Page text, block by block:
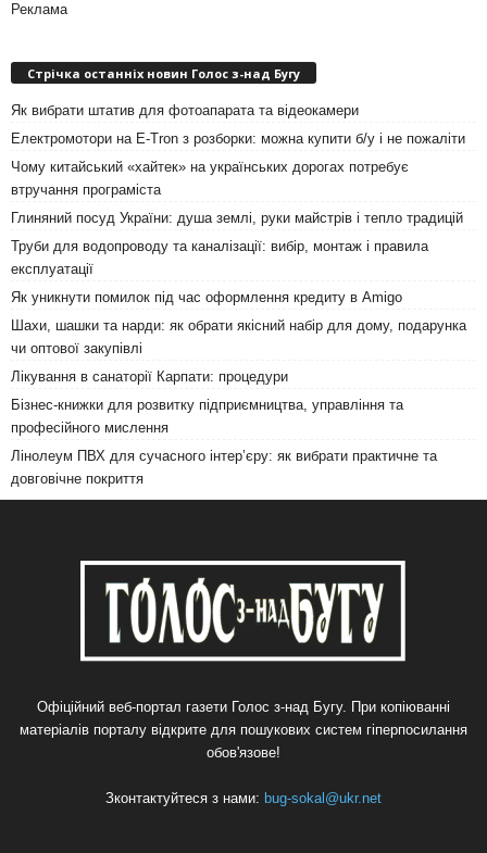
Реклама
Стрічка останніх новин Голос з-над Бугу
Як вибрати штатив для фотоапарата та відеокамери
Електромотори на E-Tron з розборки: можна купити б/у і не пожаліти
Чому китайський «хайтек» на українських дорогах потребує
втручання програміста
Глиняний посуд України: душа землі, руки майстрів і тепло традицій
Труби для водопроводу та каналізації: вибір, монтаж і правила
експлуатації
Як уникнути помилок під час оформлення кредиту в Amigo
Шахи, шашки та нарди: як обрати якісний набір для дому, подарунка
чи оптової закупівлі
Лікування в санаторії Карпати: процедури
Бізнес-книжки для розвитку підприємництва, управління та
професійного мислення
Лінолеум ПВХ для сучасного інтер’єру: як вибрати практичне та
довговічне покриття
Офіційний веб-портал газети Голос з-над Бугу. При копіюванні
матеріалів порталу відкрите для пошукових систем гіперпосилання
обов'язове!
Зконтактуйтеся з нами: bug-sokal@ukr.net